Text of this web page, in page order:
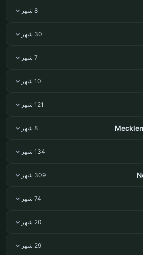
8 شهر
30 شهر
7 شهر
10 شهر
121 شهر
8 شهر
134 شهر
309 شهر
74 شهر
20 شهر
29 شهر